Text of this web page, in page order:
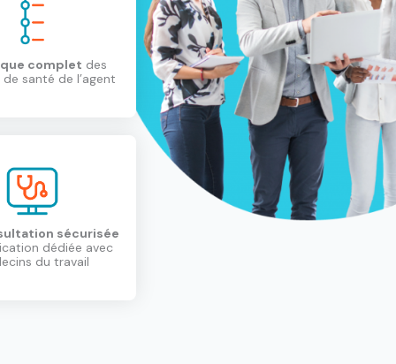
complet des
santé de l’agent
sécurisée
dédiée avec
du travail